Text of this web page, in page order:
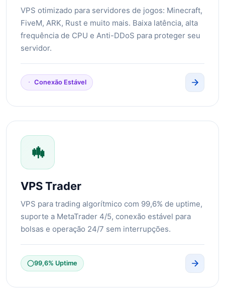
VPS otimizado para servidores de jogos: Minecraft,
FiveM, ARK, Rust e muito mais. Baixa latência, alta
frequência de CPU e Anti-DDoS para proteger seu
servidor.
Conexão Estável
VPS Trader
VPS para trading algorítmico com 99,6% de uptime,
suporte a MetaTrader 4/5, conexão estável para
bolsas e operação 24/7 sem interrupções.
99,6% Uptime